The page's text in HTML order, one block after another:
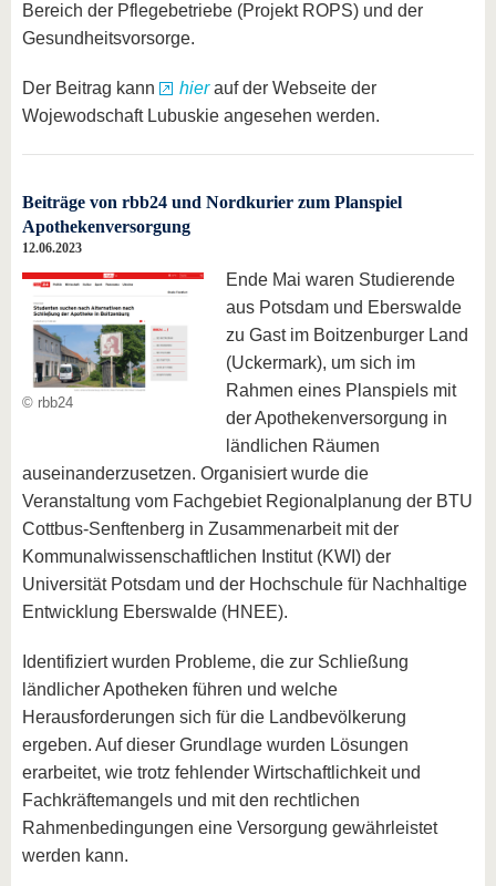
Bereich der Pflegebetriebe (Projekt ROPS) und der
Gesundheitsvorsorge.
Der Beitrag kann hierauf der Webseite der
Wojewodschaft Lubuskie angesehen werden.
Beiträge von rbb24 und Nordkurier zum Planspiel
Apothekenversorgung
12.06.2023
© rbb24
Ende Mai waren Studierende
aus Potsdam und Eberswalde
zu Gast im Boitzenburger Land
(Uckermark), um sich im
Rahmen eines Planspiels mit
der Apothekenversorgung in
ländlichen Räumen
auseinanderzusetzen. Organisiert wurde die
Veranstaltung vom Fachgebiet Regionalplanung der BTU
Cottbus-Senftenberg in Zusammenarbeit mit der
Kommunalwissenschaftlichen Institut (KWI) der
Universität Potsdam und der Hochschule für Nachhaltige
Entwicklung Eberswalde (HNEE).
Identifiziert wurden Probleme, die zur Schließung
ländlicher Apotheken führen und welche
Herausforderungen sich für die Landbevölkerung
ergeben. Auf dieser Grundlage wurden Lösungen
erarbeitet, wie trotz fehlender Wirtschaftlichkeit und
Fachkräftemangels und mit den rechtlichen
Rahmenbedingungen eine Versorgung gewährleistet
werden kann.